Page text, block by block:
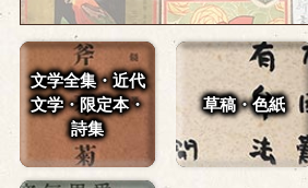
文学全集・近代
文学・ 限定本・
詩集
草稿・色紙